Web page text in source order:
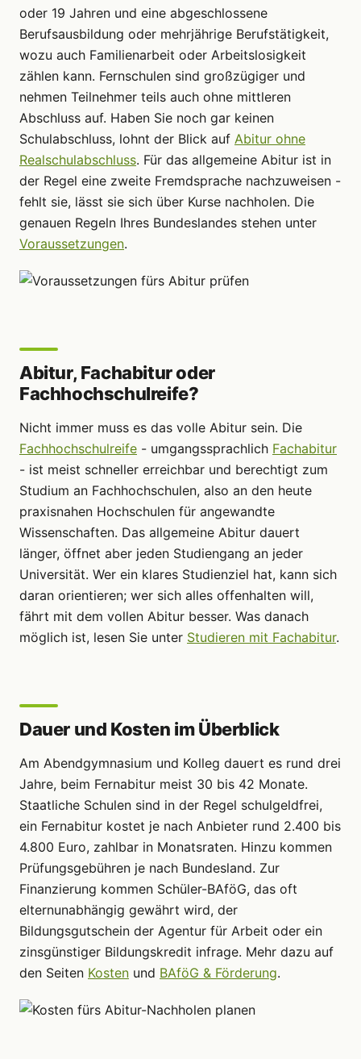
oder 19 Jahren und eine abgeschlossene
Berufsausbildung oder mehrjährige Berufstätigkeit,
wozu auch Familienarbeit oder Arbeitslosigkeit
zählen kann. Fernschulen sind großzügiger und
nehmen Teilnehmer teils auch ohne mittleren
Abschluss auf. Haben Sie noch gar keinen
Schulabschluss, lohnt der Blick auf Abitur ohne
Realschulabschluss. Für das allgemeine Abitur ist in
der Regel eine zweite Fremdsprache nachzuweisen -
fehlt sie, lässt sie sich über Kurse nachholen. Die
genauen Regeln Ihres Bundeslandes stehen unter
Voraussetzungen.
Abitur, Fachabitur oder
Fachhochschulreife?
Nicht immer muss es das volle Abitur sein. Die
Fachhochschulreife - umgangssprachlich Fachabitur
- ist meist schneller erreichbar und berechtigt zum
Studium an Fachhochschulen, also an den heute
praxisnahen Hochschulen für angewandte
Wissenschaften. Das allgemeine Abitur dauert
länger, öffnet aber jeden Studiengang an jeder
Universität. Wer ein klares Studienziel hat, kann sich
daran orientieren; wer sich alles offenhalten will,
fährt mit dem vollen Abitur besser. Was danach
möglich ist, lesen Sie unter Studieren mit Fachabitur.
Dauer und Kosten im Überblick
Am Abendgymnasium und Kolleg dauert es rund drei
Jahre, beim Fernabitur meist 30 bis 42 Monate.
Staatliche Schulen sind in der Regel schulgeldfrei,
ein Fernabitur kostet je nach Anbieter rund 2.400 bis
4.800 Euro, zahlbar in Monatsraten. Hinzu kommen
Prüfungsgebühren je nach Bundesland. Zur
Finanzierung kommen Schüler-BAföG, das oft
elternunabhängig gewährt wird, der
Bildungsgutschein der Agentur für Arbeit oder ein
zinsgünstiger Bildungskredit infrage. Mehr dazu auf
den Seiten Kosten und BAföG & Förderung.